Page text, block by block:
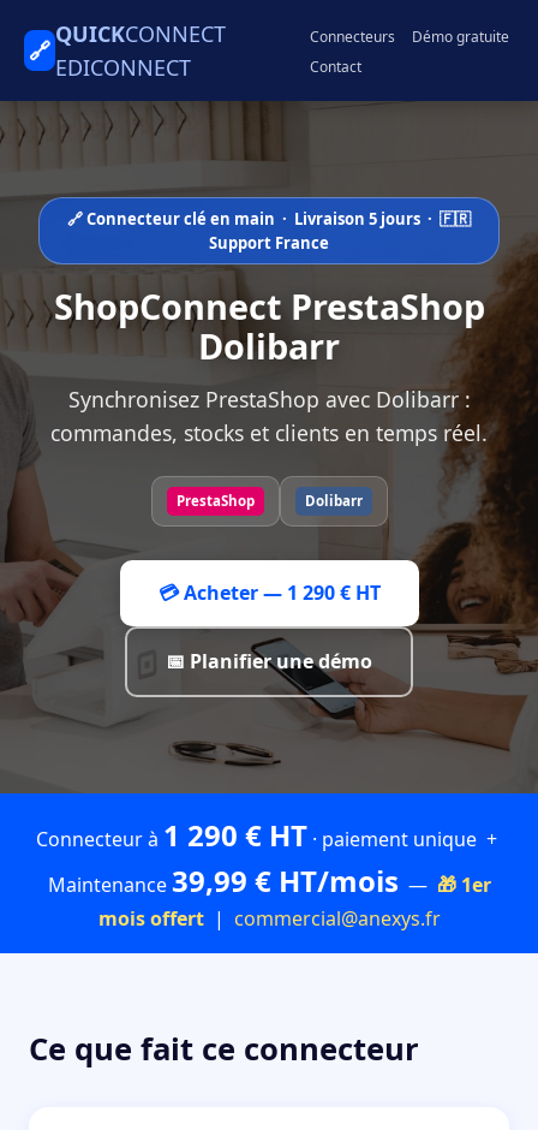
🔗
QUICKCONNECT
EDICONNECT
Connecteurs
Démo gratuite
Contact
🔗 Connecteur clé en main · Livraison 5 jours · 🇫🇷
Support France
ShopConnect PrestaShop
Dolibarr
Synchronisez PrestaShop avec Dolibarr :
commandes, stocks et clients en temps réel.
PrestaShop Dolibarr
💳 Acheter — 1 290 € HT
📅 Planifier une démo
Connecteur à 1 290 € HT · paiement unique +
Maintenance39,99 € HT/mois — 🎁 1er
mois offert| commercial@anexys.fr
Ce que fait ce connecteur